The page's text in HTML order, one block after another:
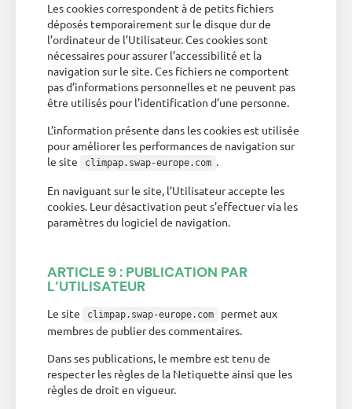
Les cookies correspondent à de petits fichiers
déposés temporairement sur le disque dur de
l’ordinateur de l’Utilisateur. Ces cookies sont
nécessaires pour assurer l’accessibilité et la
navigation sur le site. Ces fichiers ne comportent
pas d’informations personnelles et ne peuvent pas
être utilisés pour l’identification d’une personne.
L’information présente dans les cookies est utilisée
pour améliorer les performances de navigation sur
le site
climpap.swap-europe.com .
En naviguant sur le site, l’Utilisateur accepte les
cookies. Leur désactivation peut s’effectuer via les
paramètres du logiciel de navigation.
ARTICLE 9 : PUBLICATION PAR
L’UTILISATEUR
Le site climpap.swap-europe.com
permet aux
membres de publier des commentaires.
Dans ses publications, le membre est tenu de
respecter les règles de la Netiquette ainsi que les
règles de droit en vigueur.